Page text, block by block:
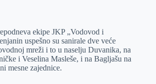
ekipe JKP „Vodovod i
uspešno su sanirale dve veće
mreži i to u naselju Duvanika, na
i Veselina Masleše, i na Bagljašu na
mesne zajednice.